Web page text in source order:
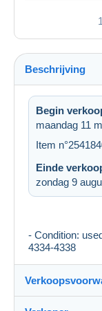
Beschrijving
Begin
maandag 11
Item
Einde
zondag 9
- Condition:
4334-4338